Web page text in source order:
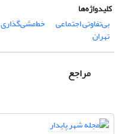
کلیدواژه‌ها
بی‌تفاوتی اجتماعی
خط‌مشی‌گذاری
تهران
مراجع